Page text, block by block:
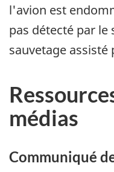
l'avion est
pas détecté par le
sauvetage assisté
médias
Communiqué